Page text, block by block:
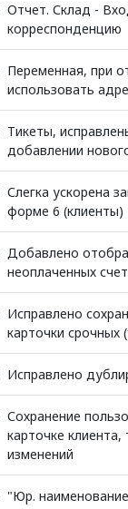
Отчет. Склад -
корреспонденцию
Переменная, при
использовать
Тикеты,
добавлении
Слегка ускорена
форме 6 (клиенты)
Добавлено
неоплаченных
Исправлено
карточки срочных
Исправлено
Сохранение
карточке
изменений
"Юр.